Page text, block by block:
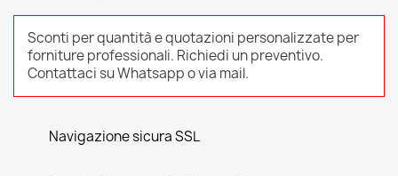
Sconti per quantità e quotazioni personalizzate per
forniture professionali. Richiedi un preventivo.
Contattaci su Whatsapp o via mail.
Navigazione sicura SSL